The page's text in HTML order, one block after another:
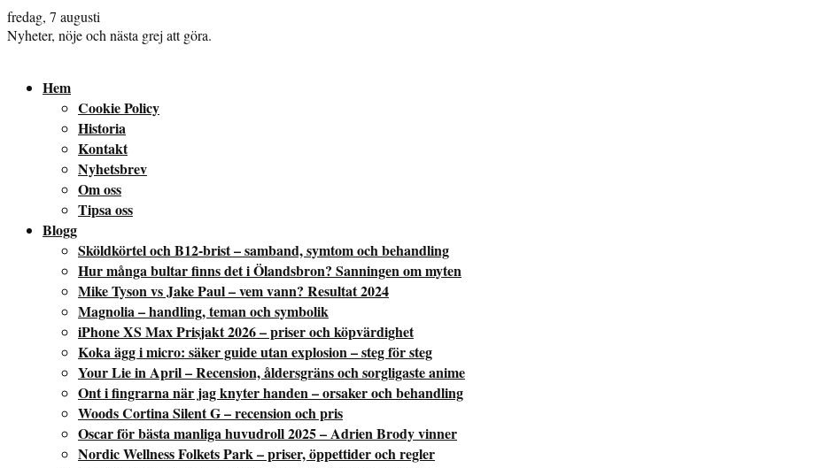
fredag, 7 augusti
Nyheter, nöje och nästa grej att göra.
Hem
Cookie Policy
Historia
Kontakt
Nyhetsbrev
Om oss
Tipsa oss
Blogg
Sköldkörtel och B12-brist – samband, symtom och behandling
Hur många bultar finns det i Ölandsbron? Sanningen om myten
Mike Tyson vs Jake Paul – vem vann? Resultat 2024
Magnolia – handling, teman och symbolik
iPhone XS Max Prisjakt 2026 – priser och köpvärdighet
Koka ägg i micro: säker guide utan explosion – steg för steg
Your Lie in April – Recension, åldersgräns och sorgligaste anime
Ont i fingrarna när jag knyter handen – orsaker och behandling
Woods Cortina Silent G – recension och pris
Oscar för bästa manliga huvudroll 2025 – Adrien Brody vinner
Nordic Wellness Folkets Park – priser, öppettider och regler